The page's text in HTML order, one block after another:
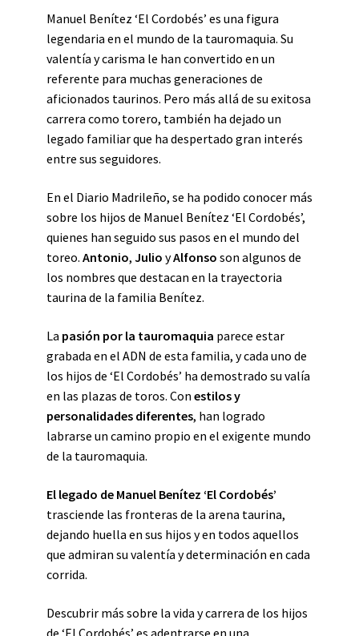
Manuel Benítez ‘El Cordobés’ es una figura
legendaria en el mundo de la tauromaquia. Su
valentía y carisma le han convertido en un
referente para muchas generaciones de
aficionados taurinos. Pero más allá de su exitosa
carrera como torero, también ha dejado un
legado familiar que ha despertado gran interés
entre sus seguidores.
En el Diario Madrileño, se ha podido conocer más
sobre los hijos de Manuel Benítez ‘El Cordobés’,
quienes han seguido sus pasos en el mundo del
toreo. Antonio, Julio yAlfonso son algunos de
los nombres que destacan en la trayectoria
taurina de la familia Benítez.
La pasión por la tauromaquia parece estar
grabada en el ADN de esta familia, y cada uno de
los hijos de ‘El Cordobés’ ha demostrado su valía
en las plazas de toros. Con estilos y
personalidades diferentes, han logrado
labrarse un camino propio en el exigente mundo
de la tauromaquia.
El legado de Manuel Benítez ‘El Cordobés’
trasciende las fronteras de la arena taurina,
dejando huella en sus hijos y en todos aquellos
que admiran su valentía y determinación en cada
corrida.
Descubrir más sobre la vida y carrera de los hijos
de ‘El Cordobés’ es adentrarse en una